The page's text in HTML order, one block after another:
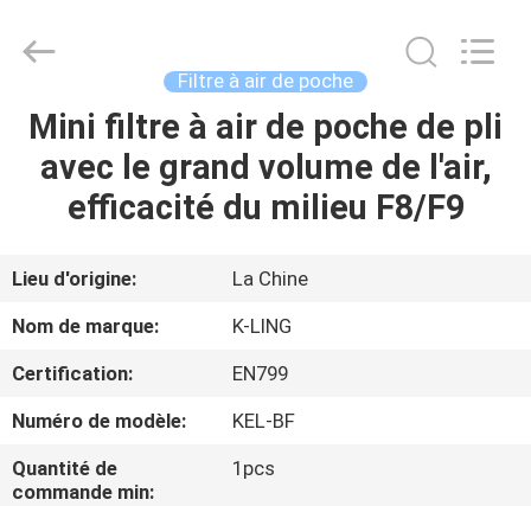
MAISON
PRODUITS
À
DE
NOUS
Technology
Company.
Reserved.
Filtre à air de poche
Mini filtre à air de poche de pli
avec le grand volume de l'air,
efficacité du milieu F8/F9
Lieu d'origine:
La Chine
Nom de marque:
K-LING
Certification:
EN799
Numéro de modèle:
KEL-BF
Quantité de
commande min:
1pcs